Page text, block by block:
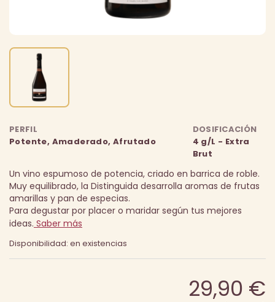
PERFIL
Potente, Amaderado, Afrutado
DOSIFICACIÓN
4 g/L - Extra
Brut
Un vino espumoso de potencia, criado en barrica de roble.
Muy equilibrado, la Distinguida desarrolla aromas de frutas
amarillas y pan de especias.
Para degustar por placer o maridar según tus mejores
ideas. Saber más
Disponibilidad: en existencias
29,90 €